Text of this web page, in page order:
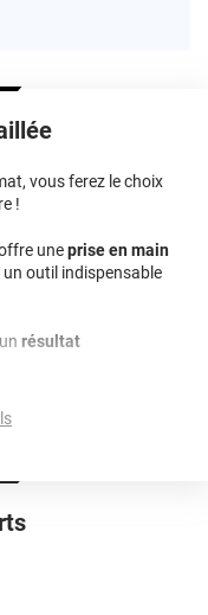
vous ferez le choix
!
uneprise en main
outil indispensable
résultat